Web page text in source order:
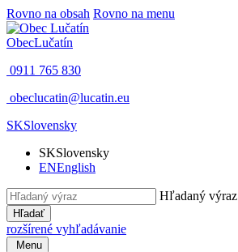
Rovno na obsah Rovno na menu
ObecLučatín
0911 765 830
obeclucatin@lucatin.eu
SKSlovensky
SKSlovensky
ENEnglish
Hľadaný výraz
Hľadať
rozšírené vyhľadávanie
Menu